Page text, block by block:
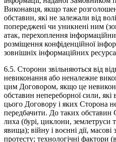
Виконавця, якщо таке
обставин, які не залежали від
попереджені чи уникнені ним
атак, перехоплення
розміщення конфіденційної
зовнішніх інформаційних
6.5. Сторони звільняються від
невиконання або неналежне
цим Договором, якщо це
обставин непереборної сили,
цього Договору і яких Сторона
передбачити. До таких обставин
лиха (бурі, циклони, землетруси
явища); війну і воєнні дії,
протесту; технологічні фактори